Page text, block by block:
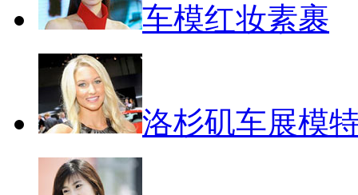
车模红妆素裹
洛杉矶车展模